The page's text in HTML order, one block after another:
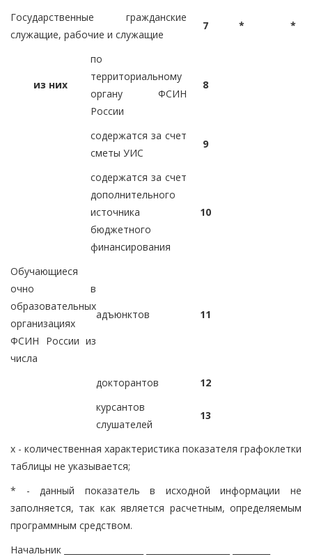
Государственные гражданские
служащие, рабочие и служащие
7 * *
из них
по
территориальному
органу ФСИН
России
8
содержатся за счет
сметы УИС
9
содержатся за счет
дополнительного
источника
бюджетного
финансирования
10
Обучающиеся
очно в
образовательных
организациях
ФСИН России из
числа
адъюнктов 11
докторантов
12
курсантов
слушателей
13
x - количественная характеристика показателя графоклетки
таблицы не указывается;
* - данный показатель в исходной информации не
заполняется, так как является расчетным, определяемым
программным средством.
Начальник ___________________ ____________________ _________